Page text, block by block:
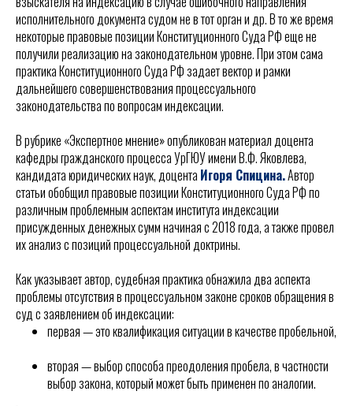
исполнительного документа судом не в тот орган и др. В то же время
некоторые правовые позиции Конституционного Суда РФ еще не
получили реализацию на законодательном уровне. При этом сама
практика Конституционного Суда РФ задает вектор и рамки
дальнейшего совершенствования процессуального
законодательства по вопросам индексации.
В рубрике «Экспертное мнение» опубликован материал доцента
кафедры гражданского процесса УрГЮУ имени В.Ф. Яковлева,
кандидата юридических наук, доцента Игоря Спицина.Автор
статьи обобщил правовые позиции Конституционного Суда РФ по
различным проблемным аспектам института индексации
присужденных денежных сумм начиная с 2018 года, а также провел
их анализ с позиций процессуальной доктрины.
Как указывает автор, судебная практика обнажила два аспекта
проблемы отсутствия в процессуальном законе сроков обращения в
суд с заявлением об индексации:
первая — это квалификация ситуации в качестве пробельной,
вторая — выбор способа преодоления пробела, в частности
выбор закона, который может быть применен по аналогии.